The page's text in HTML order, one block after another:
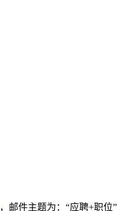
，邮件主题为：“应聘+职位”